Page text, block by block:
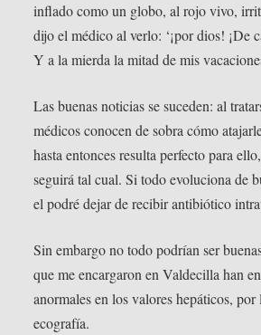
inflado como un globo, al rojo vivo,
dijo el médico al verlo: ‘¡por dios! ¡De
Y a la mierda la mitad de mis
Las buenas noticias se suceden: al
médicos conocen de sobra cómo
hasta entonces resulta perfecto para
seguirá tal cual. Si todo evoluciona de
el podré dejar de recibir antibiótico
Sin embargo no todo podrían ser
que me encargaron en Valdecilla han
anormales en los valores hepáticos,
ecografía.